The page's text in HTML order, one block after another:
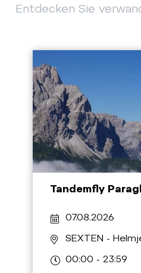
Entdecken Sie
Tandemfly
07.08.2026
SEXTEN -
00:00 - 23:59